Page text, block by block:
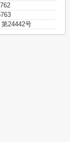
24442号